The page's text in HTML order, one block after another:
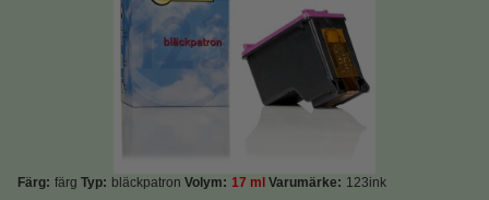
Färg: färg Typ: bläckpatron Volym: 17 ml Varumärke: 123ink